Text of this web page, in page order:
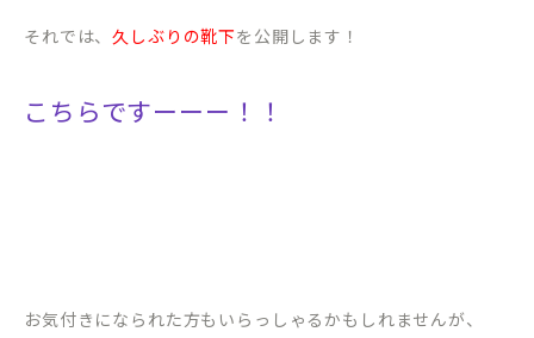
それでは、久しぶりの靴下を公開します！
こちらですーーー！！
お気付きになられた方もいらっしゃるかもしれませんが、